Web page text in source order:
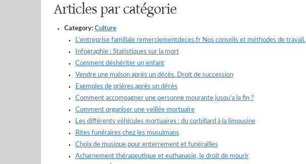
Articles par catégorie
Category:Culture
L’entreprise familiale remerciementdeces.fr Nos conseils et méthodes de travail.
Infographie : Statistiques sur la mort
Comment déshériter un enfant
Vendre une maison après un décès. Droit de succession
Exemples de prières après un décès
Comment accompagner une personne mourante jusqu’a la fin ?
Comment organiser une veillée mortuaire
Les différents véhicules mortuaires : du corbillard à la limousine
Rites funéraires chez les musulmans
Choix de musique pour enterrement et funérailles
Acharnement thérapeutique et euthanasie, le droit de mourir